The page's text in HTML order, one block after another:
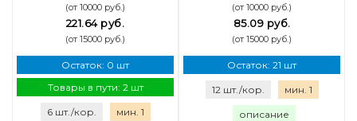
(от 10000 руб.)
221.64 руб.
(от 15000 руб.)
Остаток: 0 шт
Товары в пути: 2 шт
6 шт./кор. мин. 1
(от 10000 руб.)
85.09 руб.
(от 15000 руб.)
Остаток: 21 шт
12 шт./кор. мин. 1
описание